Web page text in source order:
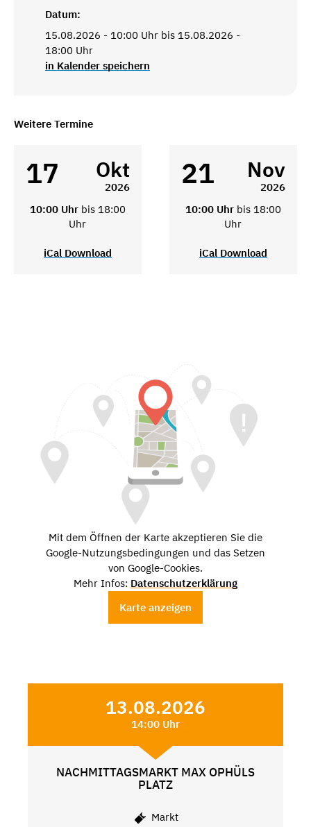
Datum:
15.08.2026 - 10:00 Uhr bis 15.08.2026 -
18:00 Uhr
in Kalender speichern
Weitere Termine
17 Okt
2026
10:00 Uhr bis 18:00
Uhr
iCal Download
21 Nov
2026
10:00 Uhr bis 18:00
Uhr
iCal Download
Mit dem Öffnen der Karte akzeptieren Sie die
Google-Nutzungsbedingungen und das Setzen
von Google-Cookies.
Mehr Infos: Datenschutzerklärung
Karte anzeigen
13.08.2026
14:00 Uhr
NACHMITTAGSMARKT MAX OPHÜLS
PLATZ
Markt